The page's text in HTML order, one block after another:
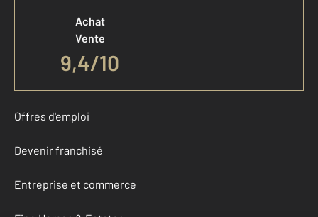
Achat
Vente
9,4/10
Offres d'emploi
Devenir franchisé
Entreprise et commerce